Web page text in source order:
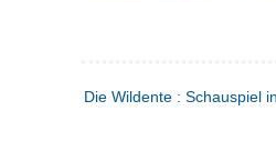
Die Wildente : Schauspiel